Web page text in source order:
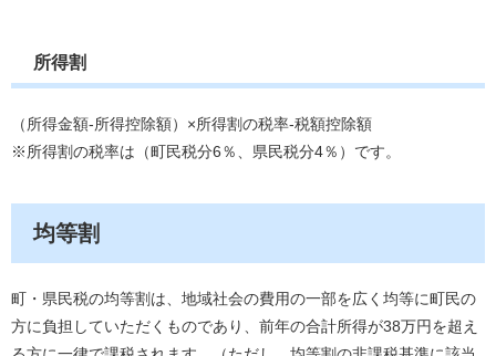
所得割
（所得金額-所得控除額）×所得割の税率-税額控除額
※所得割の税率は（町民税分6％、県民税分4％）です。
均等割
町・県民税の均等割は、地域社会の費用の一部を広く均等に町民の
方に負担していただくものであり、前年の合計所得が38万円を超え